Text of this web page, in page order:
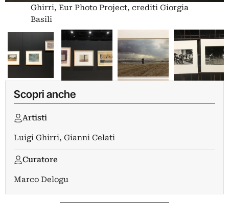
Ghirri, Eur Photo Project, crediti Giorgia
Basili
Scopri anche
Artisti
Luigi Ghirri, Gianni Celati
Curatore
Marco Delogu